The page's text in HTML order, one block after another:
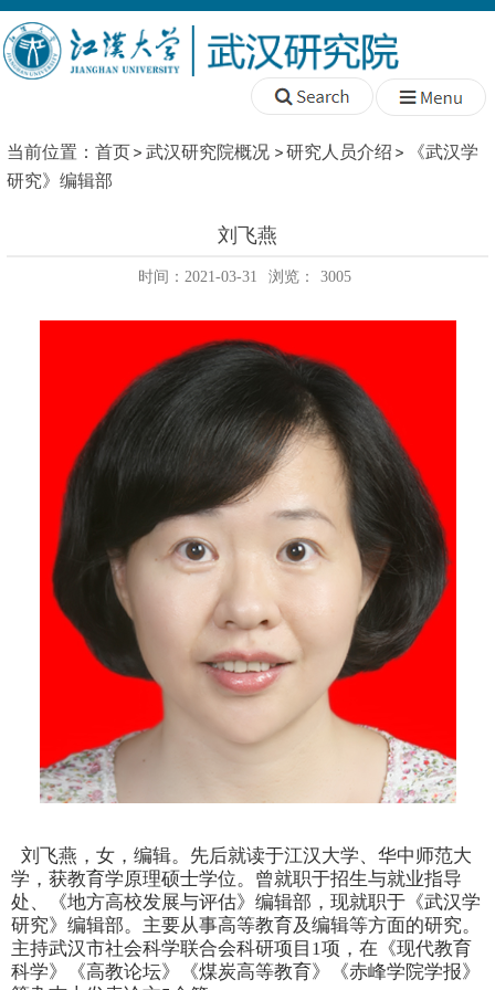
当前位置： 首页 武汉研究院概况 研究人员介绍
《武汉学
研究》编辑部
刘飞燕
时间：2021-03-31 浏览： 3005
刘飞燕，女，编辑。先后就读于江汉大学、华中师范大
学，获教育学原理硕士学位。曾就职于招生与就业指导
处、《地方高校发展与评估》编辑部，现就职于《武汉学
研究》编辑部。主要从事高等教育及编辑等方面的研究。
主持武汉市社会科学联合会科研项目 1项，在 《现代教育
科学》《高教论坛》
《煤炭高等教育》《赤峰学院学报》